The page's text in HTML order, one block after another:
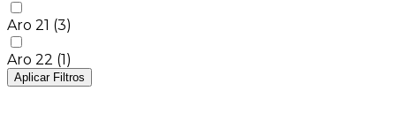
Aro 21 (3)
Aro 22 (1)
Aplicar Filtros